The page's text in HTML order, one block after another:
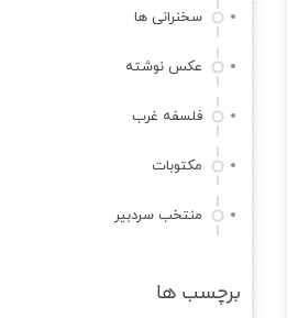
سخنرانی ها
عکس نوشته
فلسفه غرب
مکتوبات
منتخب سردبیر
برچسب ها